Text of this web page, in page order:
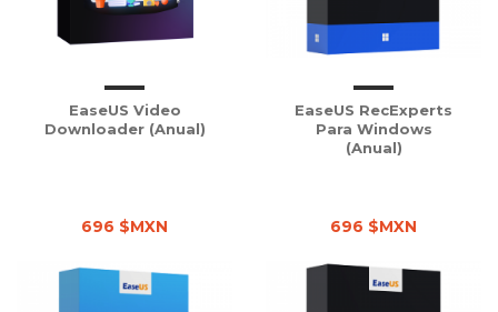
EaseUS Video
Downloader (Anual)
696 $MXN
EaseUS RecExperts
Para Windows
(Anual)
696 $MXN